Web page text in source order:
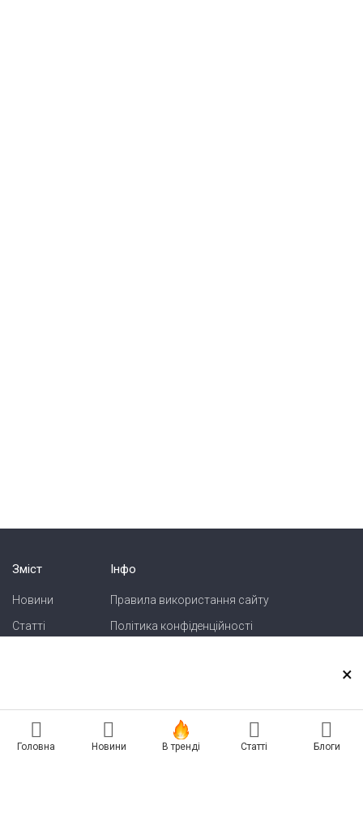
Зміст
Новини
Статті
Інфо
Правила використання сайту
Політика конфіденційності
Реклама на сайті
Есть новость? Присылайте — разместим!
×
Головна Новини В тренді Статті Блоги